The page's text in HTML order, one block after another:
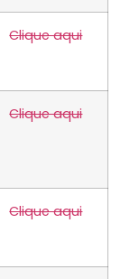
Clique aqui
Clique aqui
Clique aqui